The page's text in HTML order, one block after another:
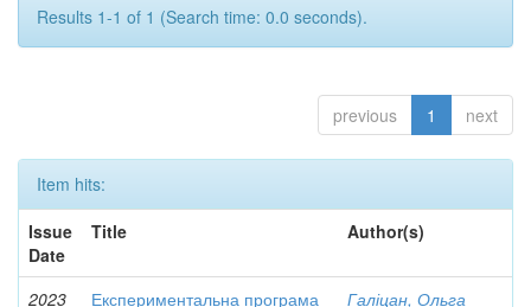
Results 1-1 of 1 (Search time: 0.0 seconds).
previous 1 next
Item hits:
Issue
Date
Title Author(s)
2023
Експериментальна програма
Галіцан, Ольга